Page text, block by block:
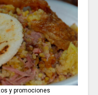
y promociones